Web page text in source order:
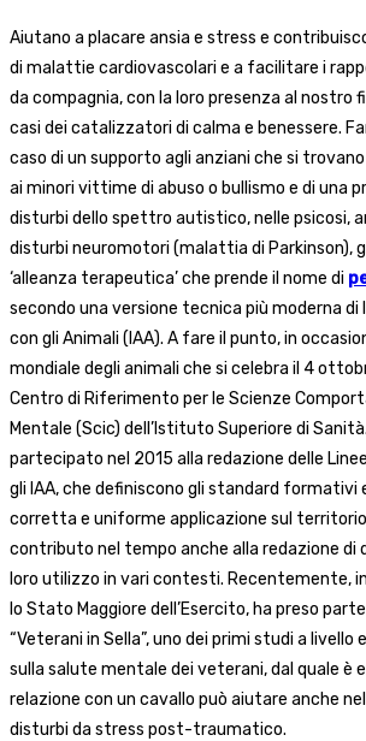
Aiutano a placare ansia e stress e
di malattie cardiovascolari e a facilitare i
da compagnia, con la loro presenza al nostro
casi dei catalizzatori di calma e benessere.
caso di un supporto agli anziani che si
ai minori vittime di abuso o bullismo e di una
disturbi dello spettro autistico, nelle psicosi,
disturbi neuromotori (malattia di Parkinson),
‘alleanza terapeutica’ che prende il nome di
secondo una versione tecnica più moderna
con gli Animali (IAA). A fare il punto, in
mondiale degli animali che si celebra il 4
Centro di Riferimento per le Scienze
Mentale (Scic) dell’Istituto Superiore di
partecipato nel 2015 alla redazione delle
gli IAA, che definiscono gli standard formativi
corretta e uniforme applicazione sul territorio
contributo nel tempo anche alla redazione di
loro utilizzo in vari contesti. Recentemente,
lo Stato Maggiore dell’Esercito, ha preso
“Veterani in Sella”, uno dei primi studi a
sulla salute mentale dei veterani, dal quale è
relazione con un cavallo può aiutare anche
disturbi da stress post-traumatico.